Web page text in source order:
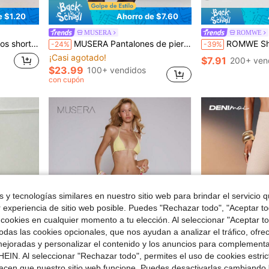
$1.20
para mujer, vacaciones
Ahorro de $7.60
MUSERA
-24% MUSERA Pantalones de pierna ancha con cintura plegable, detalle de ganchillo y punto acanalado, conjunto solo Bottom, acogedor, lindo, casual, elegante para fiesta de noche y club de café
¡Casi agotado!
$23.99 100+ vendidos
con cupón
ROMWE
-39% ROMWE Shorts de punto de vacaciones
$7.91 200+
y tecnologías similares en nuestro sitio web para brindar el servicio
de sitio web posible. Puedes "Rechazar todo", "Aceptar
en cualquier momento a tu elección. Al seleccionar "Aceptar
las cookies opcionales, que nos ayudan a analizar el tráfico,
y personalizar el contenido y los anuncios para
Al seleccionar "Rechazar todo", permites el uso de cookies